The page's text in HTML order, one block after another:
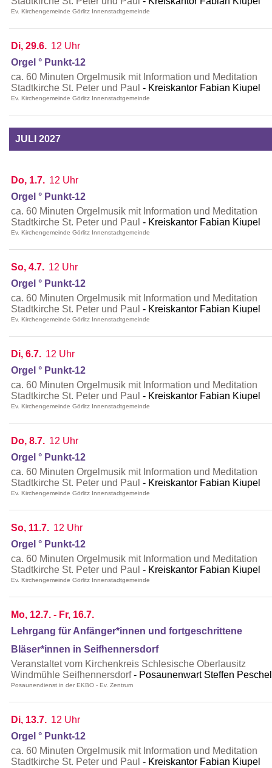
Ev. Kirchengemeinde Görlitz Innenstadtgemeinde
Di, 29.6. 12 Uhr
Orgel ° Punkt-12
ca. 60 Minuten Orgelmusik mit Information und Meditation
Stadtkirche St. Peter und Paul
Kreiskantor Fabian Kiupel
Ev. Kirchengemeinde Görlitz Innenstadtgemeinde
JULI 2027
Do, 1.7. 12 Uhr
Orgel ° Punkt-12
ca. 60 Minuten Orgelmusik mit Information und Meditation
Stadtkirche St. Peter und Paul
Kreiskantor Fabian Kiupel
Ev. Kirchengemeinde Görlitz Innenstadtgemeinde
So, 4.7. 12 Uhr
Orgel ° Punkt-12
ca. 60 Minuten Orgelmusik mit Information und Meditation
Stadtkirche St. Peter und Paul
Kreiskantor Fabian Kiupel
Ev. Kirchengemeinde Görlitz Innenstadtgemeinde
Di, 6.7. 12 Uhr
Orgel ° Punkt-12
ca. 60 Minuten Orgelmusik mit Information und Meditation
Stadtkirche St. Peter und Paul
Kreiskantor Fabian Kiupel
Ev. Kirchengemeinde Görlitz Innenstadtgemeinde
Do, 8.7. 12 Uhr
Orgel ° Punkt-12
ca. 60 Minuten Orgelmusik mit Information und Meditation
Stadtkirche St. Peter und Paul
Kreiskantor Fabian Kiupel
Ev. Kirchengemeinde Görlitz Innenstadtgemeinde
So, 11.7. 12 Uhr
Orgel ° Punkt-12
ca. 60 Minuten Orgelmusik mit Information und Meditation
Stadtkirche St. Peter und Paul
Kreiskantor Fabian Kiupel
Ev. Kirchengemeinde Görlitz Innenstadtgemeinde
Mo, 12.7. - Fr, 16.7.
Lehrgang für Anfänger*innen und fortgeschrittene
Bläser*innen in Seifhennersdorf
Veranstaltet vom Kirchenkreis Schlesische Oberlausitz
Windmühle Seifhennersdorf
Posaunenwart Steffen Peschel
Posaunendienst in der EKBO - Ev. Zentrum
Di, 13.7. 12 Uhr
Orgel ° Punkt-12
ca. 60 Minuten Orgelmusik mit Information und Meditation
Stadtkirche St. Peter und Paul
Kreiskantor Fabian Kiupel